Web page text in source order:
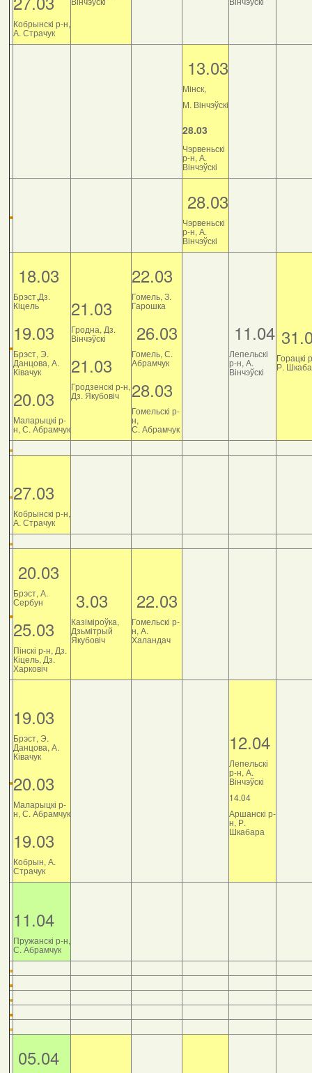
Кобрынскі р-н,
А. Страчук
13.03
Мінск,
М. Вінчэўскі
28.03
Чэрвеньскі
р-н, А.
Вінчэўскі
28.03
Чэрвеньскі
р-н, А.
Вінчэўскі
18.03
Брэст,Дз.
Кіцель
19.03
Брэст, Э.
Данцова, А.
Ківачук
20.03
Маларыцкі р-
н, С. Абрамчук
21.03
Гродна, Дз.
Вінчэўскі
21.03
Гродзенскі р-н,
Дз. Якубовіч
22.03
Гомель, З.
Гарошка
26.03
Гомель, С.
Абрамчук
28.03
Гомельскі р-
н,
С. Абрамчук
11.04
Лепельскі
р-н, А.
Вінчэўскі
Горацкі
Р.
27.03
Кобрынскі р-н,
А. Страчук
20.03
Брэст, А.
Сербун
25.03
Пінскі р-н, Дз.
Кіцель, Дз.
Харковіч
3.03
Казіміроўка,
Дзьмітрый
Якубовіч
22.03
Гомельскі р-
н, А.
Халандач
19.03
Брэст, Э.
Данцова, А.
Ківачук
20.03
Маларыцкі р-
н, С. Абрамчук
19.03
Кобрын, А.
Страчук
12.04
Лепельскі
р-н, А.
Вінчэўскі
14.04
Аршанскі р-
н, Р.
Шкабара
11.04
Пружанскі р-н,
С. Абрамчук
05.04